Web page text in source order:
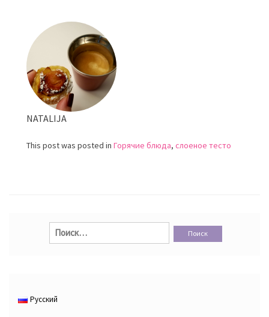
NATALIJA
This post was posted in Горячие блюда, слоеное тесто
Найти:
Русский